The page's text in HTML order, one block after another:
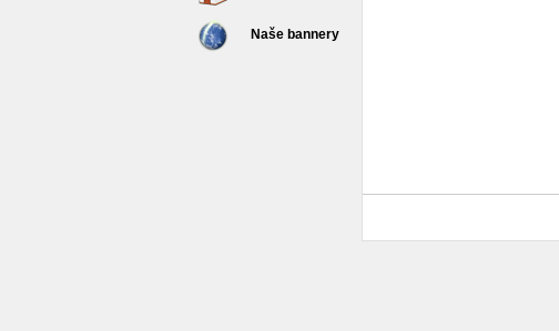
Naše bannery